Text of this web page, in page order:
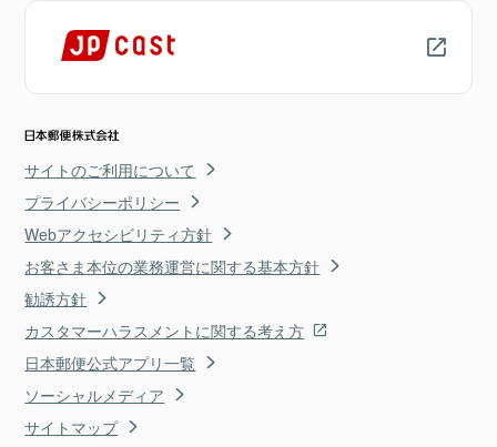
サイトのご利用について
プライバシーポリシー
Webアクセシビリティ方針
お客さま本位の業務運営に関する基本方針
勧誘方針
カスタマーハラスメントに関する考え方
日本郵便公式アプリ一覧
ソーシャルメディア
サイトマップ